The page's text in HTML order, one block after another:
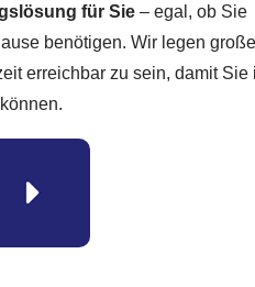
für Sie – egal, ob Sie
benötigen. Wir legen
erreichbar zu sein, damit Sie